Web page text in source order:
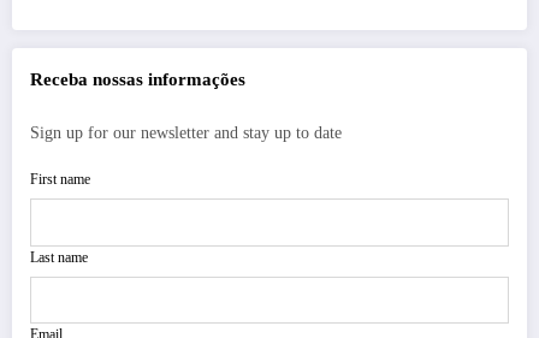
Receba nossas informações
Sign up for our newsletter and stay up to date
First name
Last name
Email